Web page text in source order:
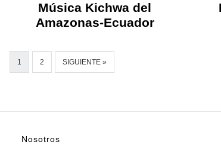
Música Kichwa del
Amazonas-Ecuador
1 2 SIGUIENTE »
Nosotros